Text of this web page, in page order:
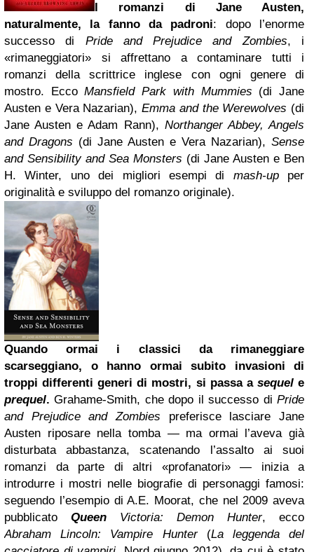
I romanzi di Jane Austen,
naturalmente, la fanno da padroni: dopo l’enorme
successo di Pride and Prejudice and Zombies, i
«rimaneggiatori» si affrettano a contaminare tutti i
romanzi della scrittrice inglese con ogni genere di
mostro. EccoMansfield Park with Mummies (di Jane
Austen e Vera Nazarian), Emma and the Werewolves (di
Jane Austen e Adam Rann), Northanger Abbey, Angels
and Dragons (di Jane Austen e Vera Nazarian), Sense
and Sensibility and Sea Monsters (di Jane Austen e Ben
H. Winter, uno dei migliori esempi di mash-upper
originalità e sviluppo del romanzo originale).
Quando ormai i classici da rimaneggiare
scarseggiano, o hanno ormai subito invasioni di
troppi differenti generi di mostri, si passa a sequele
prequel. Grahame-Smith, che dopo il successo di Pride
and Prejudice and Zombies preferisce lasciare Jane
Austen riposare nella tomba — ma ormai l’aveva già
disturbata abbastanza, scatenando l’assalto ai suoi
romanzi da parte di altri «profanatori» — inizia a
introdurre i mostri nelle biografie di personaggi famosi:
seguendo l’esempio di A.E. Moorat, che nel 2009 aveva
pubblicato Queen Victoria: Demon Hunter, ecco
Abraham Lincoln: Vampire Hunter(La leggenda del